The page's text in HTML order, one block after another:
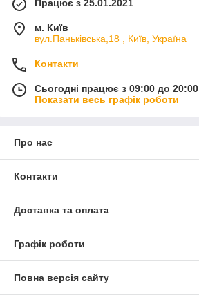
Працює з 25.01.2021
м. Київ
вул.Паньківська,18 , Київ, Україна
Контакти
Сьогодні працює з 09:00 до 20:00
Показати весь графік роботи
Про нас
Контакти
Доставка та оплата
Графік роботи
Повна версія сайту